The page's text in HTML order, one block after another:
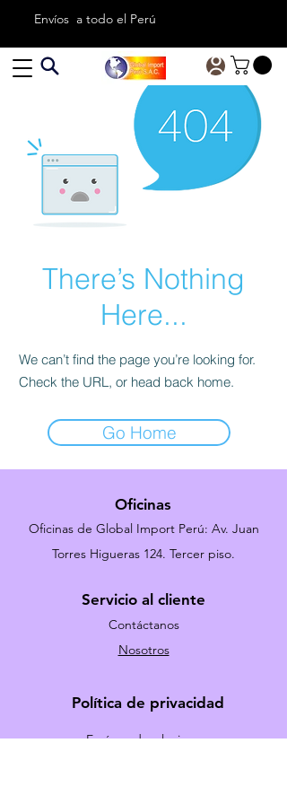
Envíos a todo el Perú
There’s Nothing
Here...
We can’t find the page you’re looking for.
Check the URL, or head back home.
Go Home
Oficinas
Oficinas de Global Import Perú: Av. Juan
Torres Higueras 124. Tercer piso.
Servicio al cliente
Contáctanos
Nosotros
Política de privacidad
Envíos y devoluciones